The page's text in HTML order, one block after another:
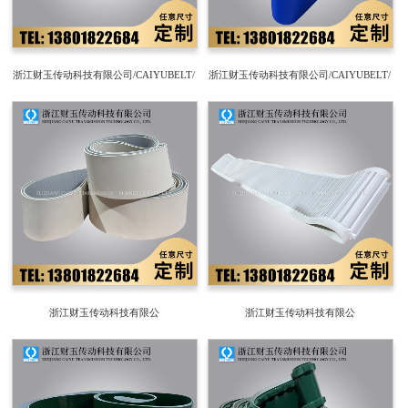
浙江财玉传动科技有限公司/CAIYUBELT/
挡板输送带
浙江财玉传动科技有限公司/CAIYUBELT/
钻石纹输送带
浙江财玉传动科技有限公
司/CAIYUBELT/PVC传动带
浙江财玉传动科技有限公
司/CAIYUBELT/PU挡板带